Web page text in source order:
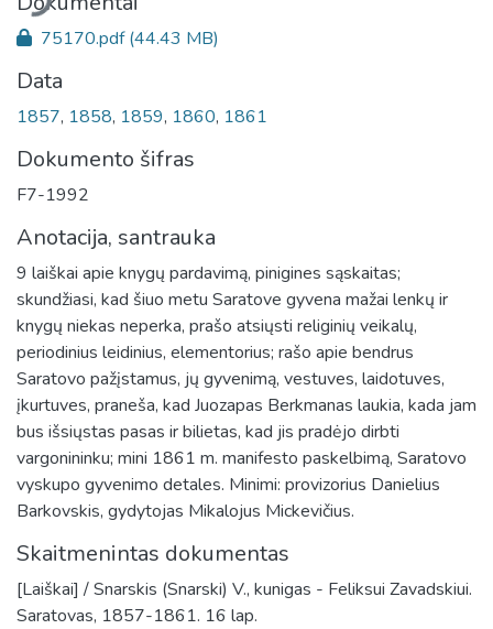
75170.pdf(44.43 MB)
Data
1857, 1858, 1859, 1860, 1861
Dokumento šifras
F7-1992
Anotacija, santrauka
9 laiškai apie knygų pardavimą, pinigines sąskaitas;
skundžiasi, kad šiuo metu Saratove gyvena mažai lenkų ir
knygų niekas neperka, prašo atsiųsti religinių veikalų,
periodinius leidinius, elementorius; rašo apie bendrus
Saratovo pažįstamus, jų gyvenimą, vestuves, laidotuves,
įkurtuves, praneša, kad Juozapas Berkmanas laukia, kada jam
bus išsiųstas pasas ir bilietas, kad jis pradėjo dirbti
vargonininku; mini 1861 m. manifesto paskelbimą, Saratovo
vyskupo gyvenimo detales. Minimi: provizorius Danielius
Barkovskis, gydytojas Mikalojus Mickevičius.
Skaitmenintas dokumentas
[Laiškai] / Snarskis (Snarski) V., kunigas - Feliksui Zavadskiui.
Saratovas, 1857-1861. 16 lap.